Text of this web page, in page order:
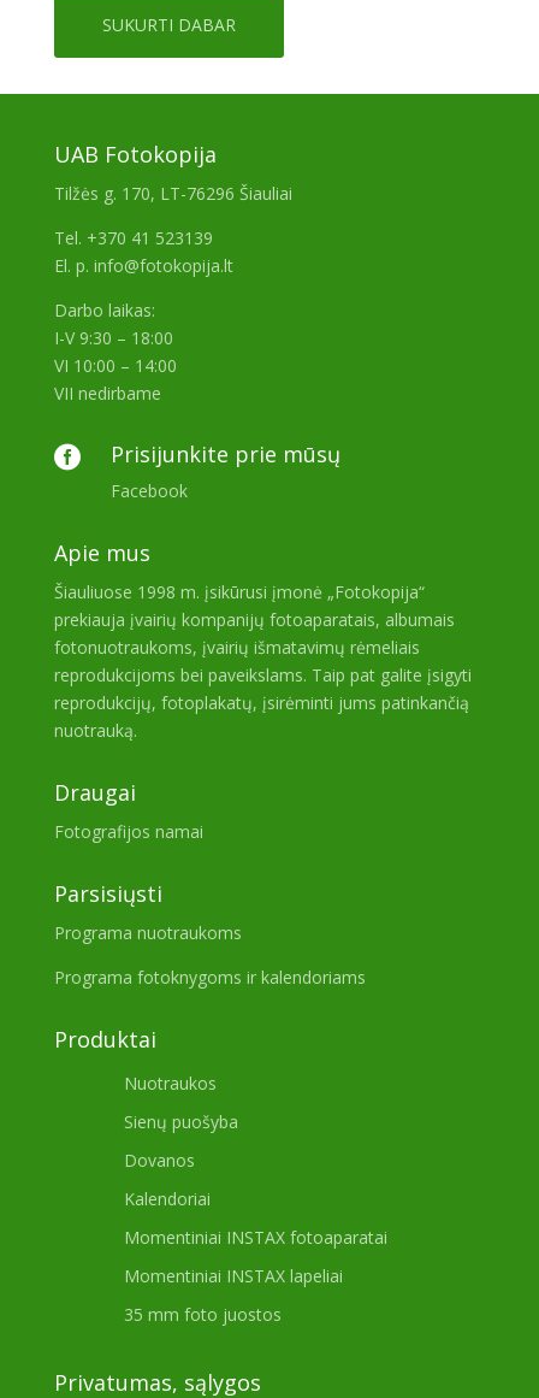
SUKURTI DABAR
UAB Fotokopija
Tilžės g. 170, LT-76296 Šiauliai
Tel. +370 41 523139
El. p. info@fotokopija.lt
Darbo laikas:
I-V 9:30 – 18:00
VI 10:00 – 14:00
VII nedirbame
 Prisijunkite prie mūsų
Facebook
Apie mus
Šiauliuose 1998 m. įsikūrusi įmonė „Fotokopija“
prekiauja įvairių kompanijų fotoaparatais, albumais
fotonuotraukoms, įvairių išmatavimų rėmeliais
reprodukcijoms bei paveikslams. Taip pat galite įsigyti
reprodukcijų, fotoplakatų, įsirėminti jums patinkančią
nuotrauką.
Draugai
Fotografijos namai
Parsisiųsti
Programa nuotraukoms
Programa fotoknygoms ir kalendoriams
Produktai
Nuotraukos
Sienų puošyba
Dovanos
Kalendoriai
Momentiniai INSTAX fotoaparatai
Momentiniai INSTAX lapeliai
35 mm foto juostos
Privatumas, sąlygos